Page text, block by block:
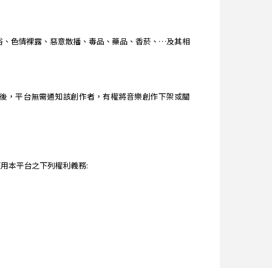
色情裸露、惡意散播、毒品、藥品、香菸、…及其相
，平台無需通知該創作者，有權將音樂創作下架或關
本平台之下列權利義務: